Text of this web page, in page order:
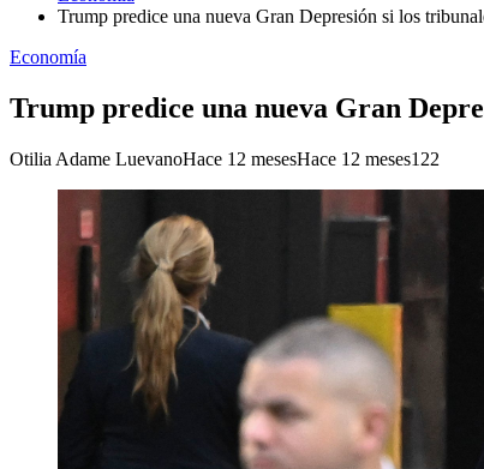
Trump predice una nueva Gran Depresión si los
Economía
Trump predice una nueva Gran
Otilia Adame LuevanoHace 12 mesesHace 12 meses122